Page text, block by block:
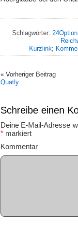
Schlagwörter: 24Option
Kurzlink;
« Vorheriger Beitrag
Quatly
Schreibe einen
Deine E-Mail-Adresse
* markiert